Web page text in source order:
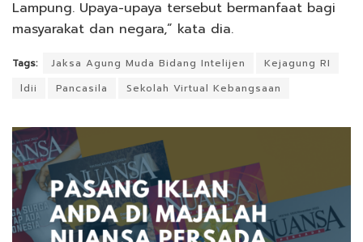
Lampung. Upaya-upaya tersebut bermanfaat bagi
masyarakat dan negara,” kata dia.
Tags: Jaksa Agung Muda Bidang Intelijen
Kejagung RI
ldii
Pancasila Sekolah Virtual Kebangsaan